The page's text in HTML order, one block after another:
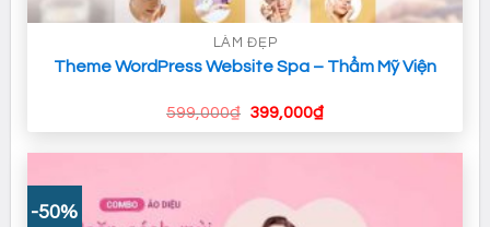
LÀM ĐẸP
Theme WordPress Website Spa – Thẩm Mỹ Viện
599,000₫ Giá
599,000₫.
399,000₫Giá
hiện
là:
-50%